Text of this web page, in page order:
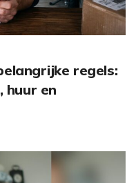
regels:
huur en